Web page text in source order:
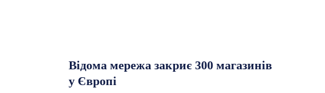
Відома мережа закриє 300 магазинів
у Європі